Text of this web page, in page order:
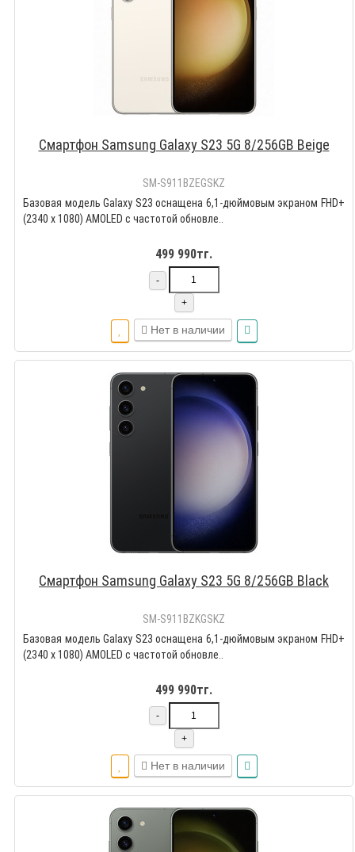
Смартфон Samsung Galaxy S23 5G 8/256GB Beige
SM-S911BZEGSKZ
Базовая модель Galaxy S23 оснащена 6,1-дюймовым экраном FHD+
(2340 x 1080) AMOLED с частотой обновле..
499 990тг.
-
+
Нет в наличии
Смартфон Samsung Galaxy S23 5G 8/256GB Black
SM-S911BZKGSKZ
Базовая модель Galaxy S23 оснащена 6,1-дюймовым экраном FHD+
(2340 x 1080) AMOLED с частотой обновле..
499 990тг.
-
+
Нет в наличии